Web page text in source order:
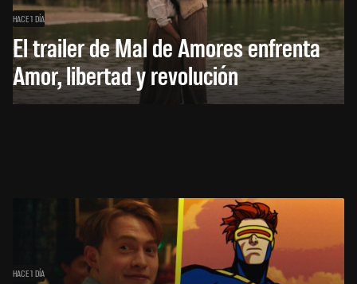
HACE 1 DÍA
El trailer de Mal de Amores enfrenta
Amor, libertad y revolución
HACE 1 DÍA